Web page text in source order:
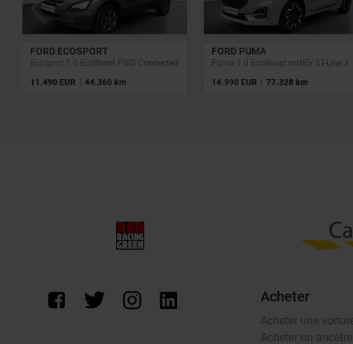
FORD ECOSPORT
Ecosport 1.0 EcoBoost FWD Connected
11.490 EUR | 44.360 km
FORD PUMA
Puma 1.0 EcoBoost mHEV ST-Line X
14.990 EUR | 77.328 km
Acheter
Acheter une
Acheter un ancêtre